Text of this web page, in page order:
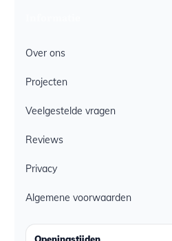
Over ons
Projecten
Veelgestelde vragen
Reviews
Privacy
Algemene voorwaarden